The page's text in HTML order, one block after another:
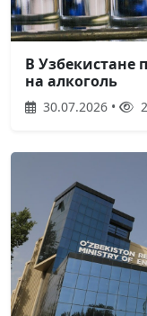
В Узбекистане
на алкоголь
30.07.2026 •